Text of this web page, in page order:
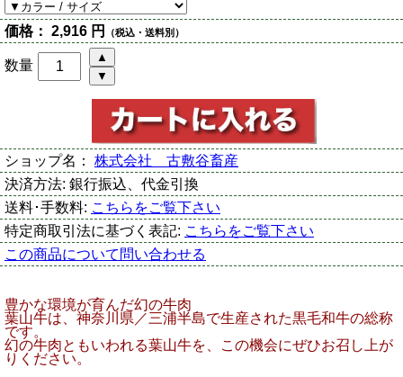
価格： 2,916 円 （税込・送料別）
数量
ショップ名： 株式会社 古敷谷畜産
決済方法: 銀行振込、代金引換
送料･手数料: こちらをご覧下さい
特定商取引法に基づく表記: こちらをご覧下さい
この商品について問い合わせる
豊かな環境が育んだ幻の牛肉
葉山牛は、神奈川県／三浦半島で生産された黒毛和牛の総称
です。
幻の牛肉ともいわれる葉山牛を、この機会にぜひお召し上が
りください。